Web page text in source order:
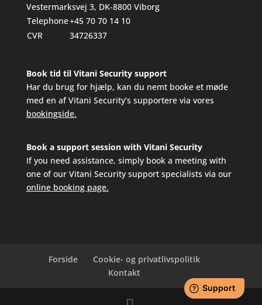
Vestermarksvej 3, DK-8800 Viborg
Telephone+45 70 70 14 10
CVR
34726337
Book tid til Vitani Security support
Har du brug for hjælp, kan du nemt booke et møde
med en af Vitani Security’s supportere via vores
bookingside.
Book a support session with Vitani Security
If you need assistance, simply book a meeting with
one of our Vitani Security support specialists via our
online booking page.
Forside
Cookie- og privatlivspolitik
Kontakt